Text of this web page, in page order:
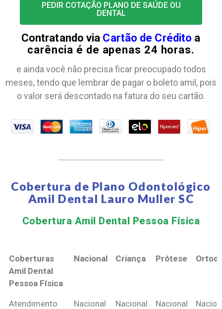
PEDIR COTAÇÃO PLANO DE SAÚDE OU
DENTAL
Contratando via Cartão de Crédito a
carência é de apenas 24 horas.
e ainda você não precisa ficar preocupado todos
meses, tendo que lembrar de pagar o boleto amil, pois
o valor será descontado na fatura do seu cartão.
Cobertura de Plano Odontológico
Amil Dental Lauro Muller SC
Cobertura Amil Dental Pessoa Física​
Coberturas
Amil Dental
Pessoa Física
Nacional Criança Prótese
Coberturas
Nacional Criança Prótese
Atendimento Nacional Nacional Nacional